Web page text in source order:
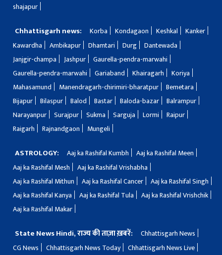
shajapur
Chhattisgarh news: Korba Kondagaon Keshkal
Kanker
Kawardha
Ambikapur Dhamtari Durg
Dantewada
Janjgir-champa
Jashpur
Gaurella-pendra-marwahi
Gaurella-pendra-marwahi
Gariaband Khairagarh
Koriya
Mahasamund
Manendragarh-chirimiri-bharatpur
Bemetara
Bijapur
Bilaspur Balod Bastar Baloda-bazar
Balrampur
Narayanpur
Surajpur Sukma Sarguja Lormi
Raipur
Raigarh
Rajnandgaon Mungeli
ASTROLOGY: Aaj ka Rashifal Kumbh
Aaj ka Rashifal Meen
Aaj ka Rashifal Mesh
Aaj ka Rashifal Vrishabha
Aaj ka Rashifal Mithun
Aaj ka Rashifal Cancer
Aaj ka Rashifal Singh
Aaj ka Rashifal Kanya
Aaj ka Rashifal Tula
Aaj ka Rashifal Vrishchik
Aaj ka Rashifal Makar
State News Hindi, राज्य की ताज़ा ख़बरें:
Chhattisgarh News
CG News
Chhattisgarh News Today
Chhattisgarh News Live